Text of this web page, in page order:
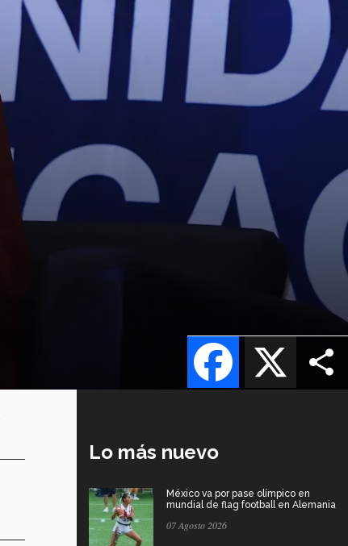
X
Facebook
Lo más nuevo
México va por pase olímpico en
mundial de flag football en Alemania
07 Agosto 2026